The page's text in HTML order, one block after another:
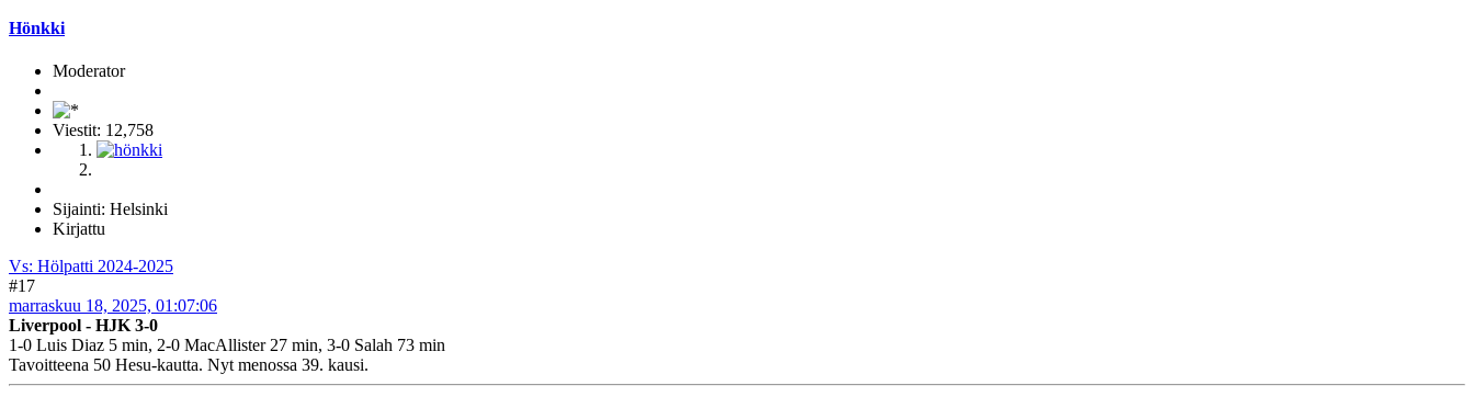
Hönkki
Moderator
Viestit: 12,758
Sijainti: Helsinki
Kirjattu
Vs: Hölpatti 2024-2025
#17
marraskuu 18, 2025, 01:07:06
Liverpool - HJK 3-0
1-0 Luis Diaz 5 min, 2-0 MacAllister 27 min, 3-0 Salah 73 min
Tavoitteena 50 Hesu-kautta. Nyt menossa 39. kausi.